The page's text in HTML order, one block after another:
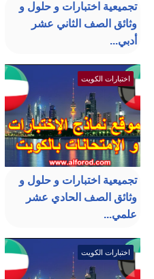
تجميعية اختبارات و حلول و
وثائق الصف الثاني عشر
أدبي...
اختبارات الكويت
تجميعية اختبارات و حلول و
وثائق الصف الحادي عشر
علمي...
اختبارات الكويت